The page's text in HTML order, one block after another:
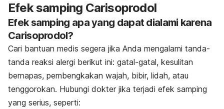
Efek samping Carisoprodol
Efek samping apa yang dapat dialami karena
Carisoprodol?
Cari bantuan medis segera jika Anda mengalami tanda-
tanda reaksi alergi berikut ini: gatal-gatal, kesulitan
bernapas, pembengkakan wajah, bibir, lidah, atau
tenggorokan. Hubungi dokter jika terjadi efek samping
yang serius, seperti: